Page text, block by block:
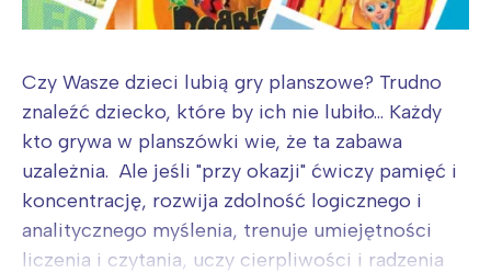
Czy Wasze dzieci lubią gry planszowe? Trudno
znaleźć dziecko, które by ich nie lubiło... Każdy
kto grywa w planszówki wie, że ta zabawa
uzależnia. Ale jeśli "przy okazji" ćwiczy pamięć i
koncentrację, rozwija zdolność logicznego i
analitycznego myślenia, trenuje umiejętności
liczenia i czytania, uczy cierpliwości i radzenia